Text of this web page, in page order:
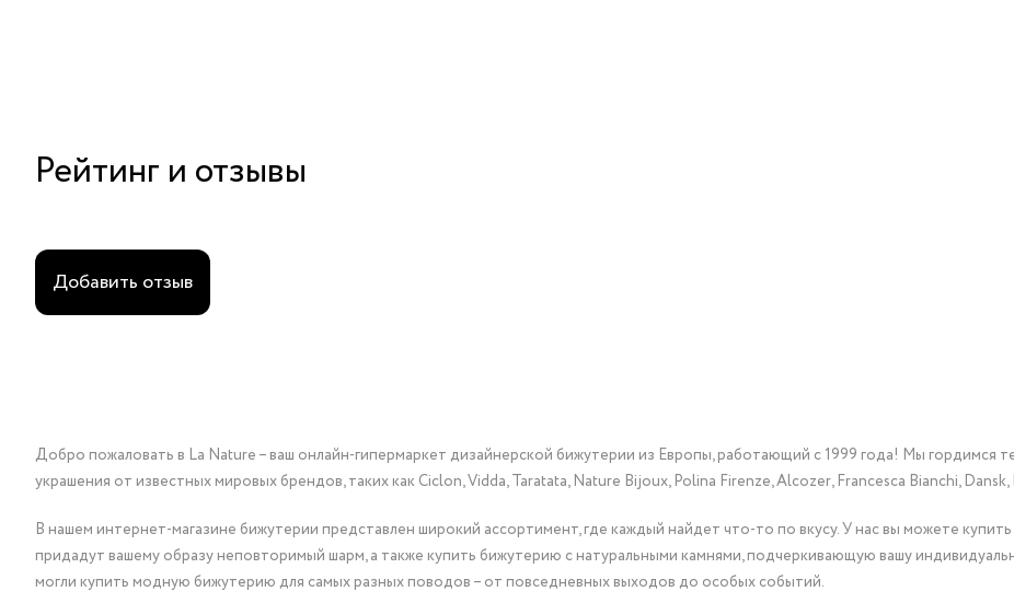
Рейтинг и отзывы
Добавить отзыв
Добро пожаловать в La Nature – ваш онлайн-гипермаркет дизайнерской бижутерии из Европы, работающий с 1999 года! Мы гордимся
украшения от известных мировых брендов, таких как Ciclon, Vidda, Taratata, Nature Bijoux, Polina Firenze, Alcozer, Francesca Bianchi,
В нашем интернет-магазине бижутерии представлен широкий ассортимент, где каждый найдет что-то по вкусу. У нас вы можете
придадут вашему образу неповторимый шарм, а также купить бижутерию с натуральными камнями, подчеркивающую вашу
могли купить модную бижутерию для самых разных поводов – от повседневных выходов до особых событий.